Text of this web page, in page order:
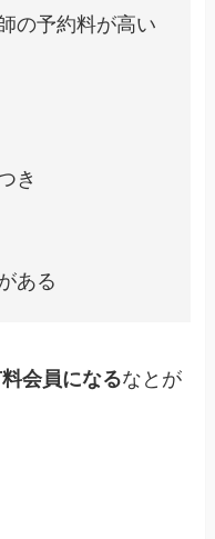
の予約料が高い
き
ある
会員になるなとが